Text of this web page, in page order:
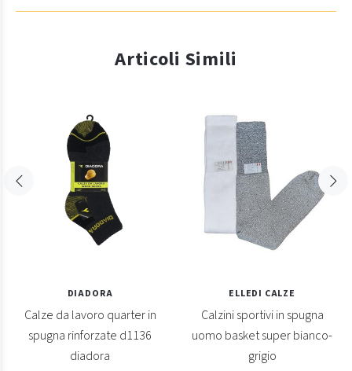
Articoli Simili
DIADORA
Calze da lavoro quarter in
spugna rinforzate d1136
diadora
ELLEDI CALZE
Calzini sportivi in spugna
uomo basket super bianco-
grigio